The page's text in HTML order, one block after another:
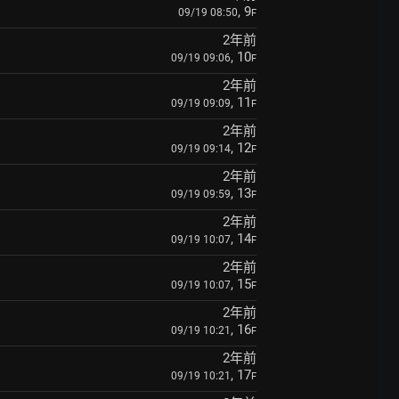
09/19 08:50, 9F
2年前
09/19 09:06, 10F
2年前
09/19 09:09, 11 F
2年前
09/19 09:14, 12F
2年前
09/19 09:59, 13F
2年前
09/19 10:07, 14F
2年前
09/19 10:07, 15F
2年前
09/19 10:21 , 16F
2年前
09/19 10:21 , 17F